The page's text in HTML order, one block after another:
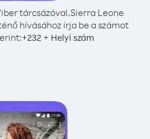
tárcsázóval.Sierra Leone
hívásához írja be a számot
+232+ Helyi szám